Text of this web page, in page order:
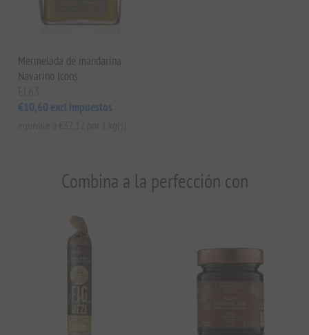
Mermelada de mandarina
Navarino Icons
€10,60 excl impuestos
Combina a la perfección con